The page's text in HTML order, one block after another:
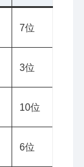
7位
3位
10位
6位